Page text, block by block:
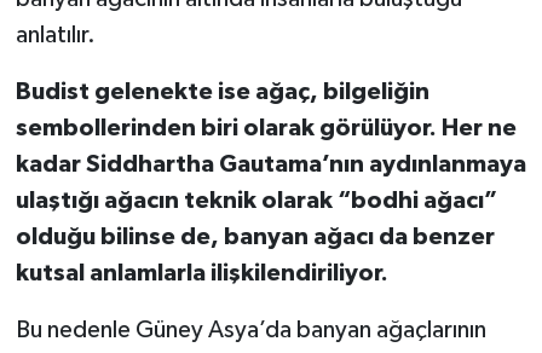
anlatılır.
Budist gelenekte ise ağaç, bilgeliğin
sembollerinden biri olarak görülüyor. Her ne
kadar Siddhartha Gautama’nın aydınlanmaya
ulaştığı ağacın teknik olarak “bodhi ağacı”
olduğu bilinse de, banyan ağacı da benzer
kutsal anlamlarla ilişkilendiriliyor.
Bu nedenle Güney Asya’da banyan ağaçlarının
TEKNOLOJİ
Trend
VİZYONDAKİLER
YAŞAM